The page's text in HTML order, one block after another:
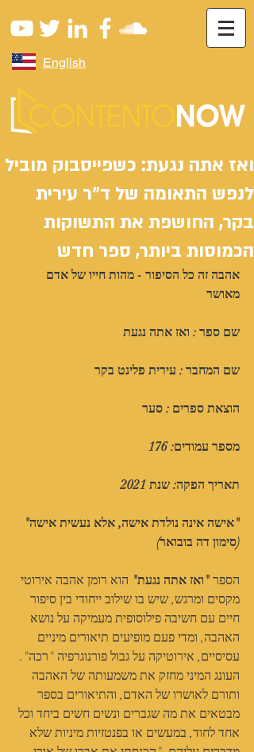
English
ואז אתה נגעת: כשפייסבוק מוביל
לנפש התאומה של ד"ר עירית
בקר, החושפת את התשוקות
הכמוסות ביותר, ספר חדש
אהבה זה כל הסיפור - מהות חייו של אדם
מאושר
שם ספר : ואז אתה נגעת
שם המחבר : עירית פלינט בקר
הוצאת ספרים : סער
מספר עמודים: 176
תאריך הפקה: שנת 2021
"אישה אינה נולדת אישה, אלא נעשית אישה"
(סימון דה בובואר)
הספר "ואז אתה נגעת" הוא רומן אהבה אירוטי
מקסים ומרגש, שיש בו שילוב ייחודי בין סיפור
חיים עם חשיבה פילוסופית מעמיקה על נושא
האהבה, ומדי פעם מופיעים תיאורים מיניים
עסיסיים, אירוטיקה על גבול פורנוגרפיה "רכה".
העונג המיני מחזק את משמעותה של האהבה
ותורם לאושרו של האדם, והתיאורים בספר
מבטאים את מה שגברים ונשים חשים ביחד וכל
אחד לחוד, במעשים או בפנטזיות מיניות שלא